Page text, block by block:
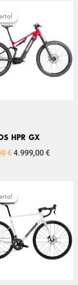
HPR GX
€
ORIGINAL
ERA:
5.999,00 €.
4.999,00 €
ORIGINAL
ERA:
2.399,00 €.
ES: